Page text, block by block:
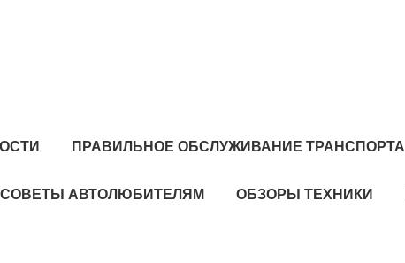
ПРАВИЛЬНОЕ ОБСЛУЖИВАНИЕ ТРАНСПОРТА
СОВЕТЫ АВТОЛЮБИТЕЛЯМ ОБЗОРЫ ТЕХНИКИ